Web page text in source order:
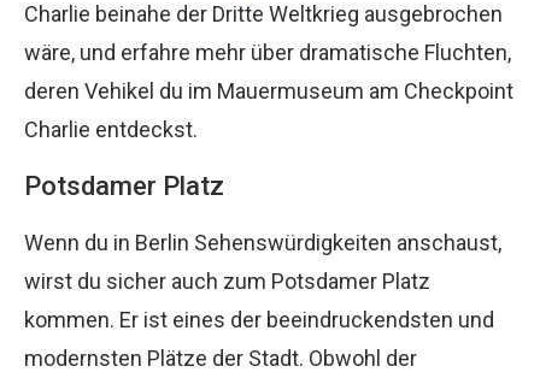
Charlie beinahe der Dritte Weltkrieg ausgebrochen
wäre, und erfahre mehr über dramatische Fluchten,
deren Vehikel du im Mauermuseum am Checkpoint
Charlie entdeckst.
Potsdamer Platz
Wenn du in Berlin Sehenswürdigkeiten anschaust,
wirst du sicher auch zum Potsdamer Platz
kommen. Er ist eines der beeindruckendsten und
modernsten Plätze der Stadt. Obwohl der